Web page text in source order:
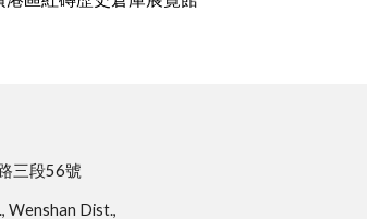
三段56號
Wenshan Dist.,